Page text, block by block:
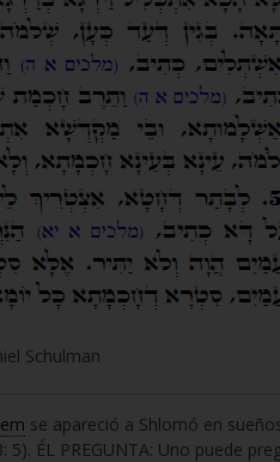
Schulman
se apareció a Shlomó en
5). ÉL PREGUNTA: Uno puede